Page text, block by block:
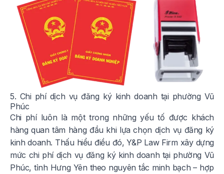
5. Chi phí dịch vụ đăng ký kinh doanh tại phường Vũ
Phúc
Chi phí luôn là một trong những yếu tố được khách
hàng quan tâm hàng đầu khi lựa chọn dịch vụ đăng ký
kinh doanh. Thấu hiểu điều đó, Y&P Law Firm xây dựng
mức chi phí dịch vụ đăng ký kinh doanh tại phường Vũ
Phúc, tỉnh Hưng Yên theo nguyên tắc minh bạch – hợp